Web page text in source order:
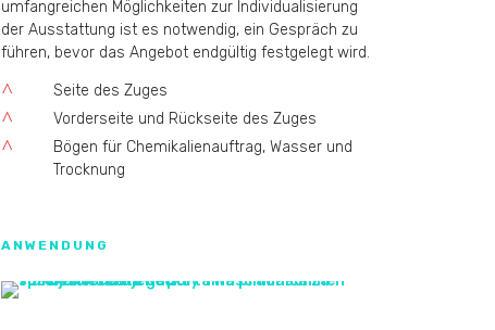
umfangreichen Möglichkeiten zur Individualisierung
der Ausstattung ist es notwendig, ein Gespräch zu
führen, bevor das Angebot endgültig festgelegt wird.
^ Seite des Zuges
^ Vorderseite und Rückseite des Zuges
^
Bögen für Chemikalienauftrag, Wasser und
Trocknung
ANWENDUNG